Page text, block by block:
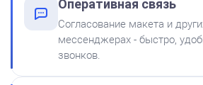
300
Оперативная связь
Согласование макета и
мессенджерах - быстро,
звонков.